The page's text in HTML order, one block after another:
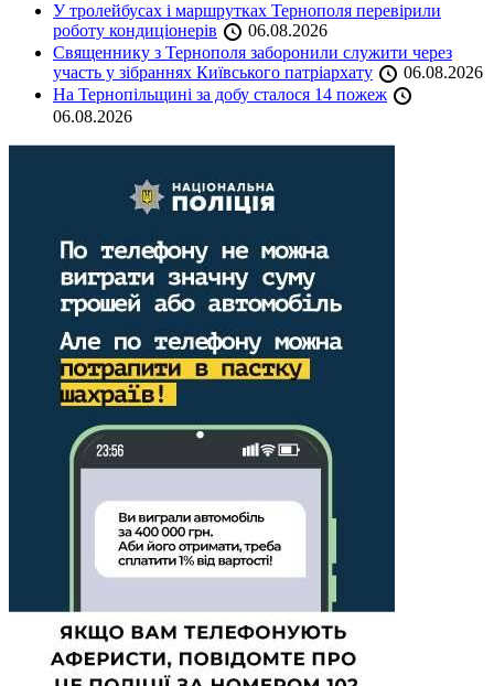
У тролейбусах і маршрутках Тернополя перевірили
роботу кондиціонерів
06.08.2026
Священнику з Тернополя заборонили служити через
участь у зібраннях Київського патріархату
06.08.2026
На Тернопільщині за добу сталося 14 пожеж
06.08.2026